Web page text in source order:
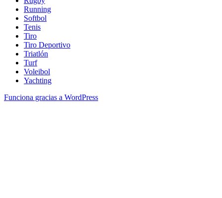
Running
Softbol
Tenis
Tiro
Tiro Deportivo
Triatlón
Turf
Voleibol
Yachting
Funciona gracias a WordPress